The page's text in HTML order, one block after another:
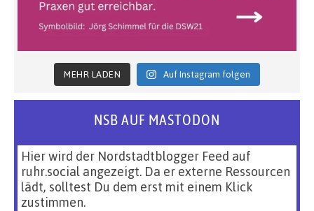
MEHR LADEN Auf Instagram folgen
NSB AUF MASTODON
Hier wird der Nordstadtblogger Feed auf
ruhr.social angezeigt. Da er externe Ressourcen
lädt, solltest Du dem erst mit einem Klick
zustimmen.